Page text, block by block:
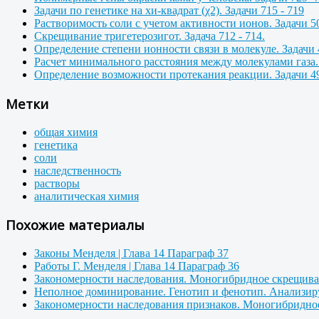
Задачи по генетике на хи-квадрат (χ2). Задачи 715 - 719
Растворимость соли с учетом активности ионов. Задачи
Скрещивание тригетерозигот. Задача 712 - 714.
Определение степени ионности связи в молекуле. Задачи
Расчет минимального расстояния между молекулами
Определение возможности протекания реакции. Задачи
Метки
общая химия
генетика
соли
наследственность
растворы
аналитическая химия
Похожие материалы
Законы Менделя | Глава 14 Параграф 37
Работы Г. Менделя | Глава 14 Параграф 36
Закономерности наследования. Моногибридное
Неполное доминирование. Генотип и фенотип.
Закономерности наследования признаков.